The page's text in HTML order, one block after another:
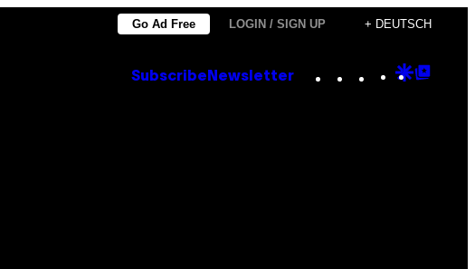
Go Ad Free LOGIN / SIGN UP + DEUTSCH
Subscribe Newsletter Instagram
TikTok
YouTube
Google